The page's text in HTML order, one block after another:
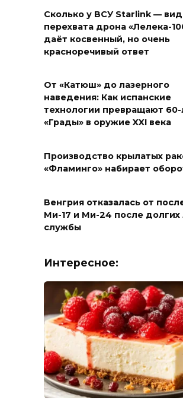
Сколько у ВСУ Starlink —
перехвата дрона «Лелека-
даёт косвенный, но очень
красноречивый ответ
От «Катюш» до лазерного
наведения: Как испанские
технологии превращают
«Грады» в оружие XXI века
Производство крылатых
«Фламинго» набирает
Венгрия отказалась от
Ми-17 и Ми-24 после долгих
службы
Интересное: